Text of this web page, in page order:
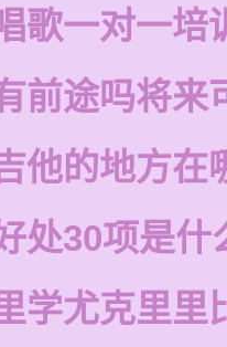
歌一对一培
前途吗将来
他的地方在
处30项是什
学尤克里里